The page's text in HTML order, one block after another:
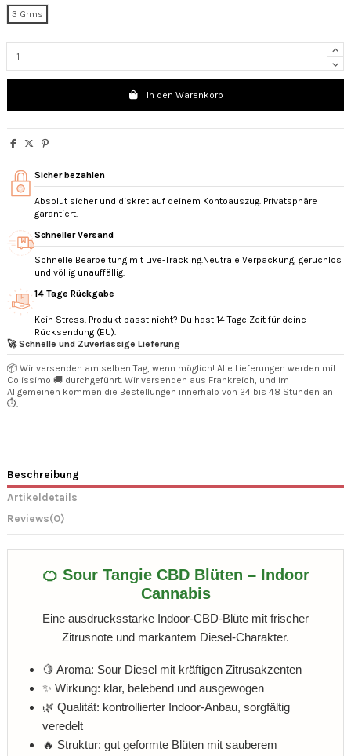
3 Grms
In den Warenkorb
Sicher bezahlen
Absolut sicher und diskret auf deinem Kontoauszug. Privatsphäre
garantiert.
Schneller Versand
Schnelle Bearbeitung mit Live-Tracking.Neutrale Verpackung, geruchlos
und völlig unauffällig.
14 Tage Rückgabe
Kein Stress. Produkt passt nicht? Du hast 14 Tage Zeit für deine
Rücksendung (EU).
🚀 Schnelle und Zuverlässige Lieferung
📦 Wir versenden am selben Tag, wenn möglich! Alle Lieferungen werden mit
Colissimo 🚚 durchgeführt. Wir versenden aus Frankreich, und im
Allgemeinen kommen die Bestellungen innerhalb von 24 bis 48 Stunden an
⏱️.
Beschreibung
Artikeldetails
Reviews(0)
🍊 Sour Tangie CBD Blüten – Indoor
Cannabis
Eine ausdrucksstarke Indoor-CBD-Blüte mit frischer
Zitrusnote und markantem Diesel-Charakter.
🍋 Aroma: Sour Diesel mit kräftigen Zitrusakzenten
✨ Wirkung: klar, belebend und ausgewogen
🌿 Qualität: kontrollierter Indoor-Anbau, sorgfältig
veredelt
🔥 Struktur: gut geformte Blüten mit sauberem